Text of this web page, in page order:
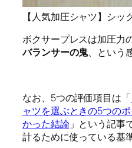
【人気加圧シャツ】シ
ボクサープレスは加圧力の
バランサーの鬼、という
なお、5つの評価項目は「
ャツを選ぶときの5つの
かった結論」という記事
計るために使っている基